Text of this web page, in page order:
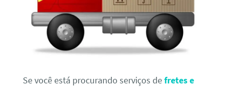
Se você está procurando serviços defretes e